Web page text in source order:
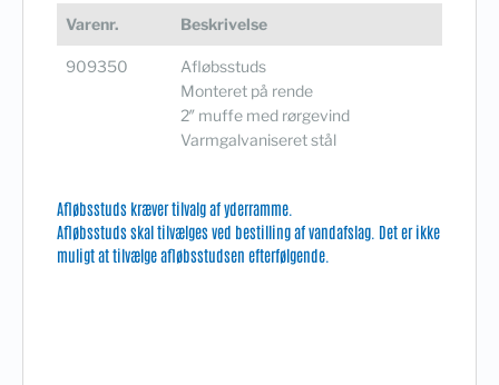
Varenr. Beskrivelse
909350
Afløbsstuds
Monteret på rende
2″ muffe med rørgevind
Varmgalvaniseret stål
Afløbsstuds kræver tilvalg af yderramme.
Afløbsstuds skal tilvælges ved bestilling af vandafslag. Det er ikke
muligt at tilvælge afløbsstudsen efterfølgende.